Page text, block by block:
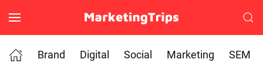
Skip to main content
Brand
Digital Social Marketing SEM